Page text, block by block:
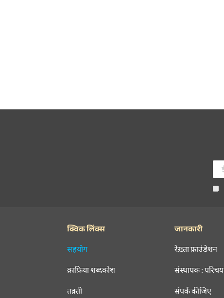
क्विक लिंक्स
सहयोग
क़ाफ़िया शब्दकोश
तक़्ती
जानकारी
रेख़्ता फ़ाउंडेशन
संस्थापक : परिचय
संपर्क कीजिए